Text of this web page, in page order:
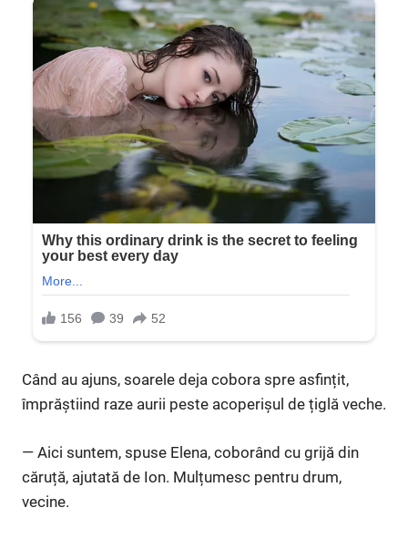
Când au ajuns, soarele deja cobora spre asfințit,
împrăștiind raze aurii peste acoperișul de țiglă veche.
— Aici suntem, spuse Elena, coborând cu grijă din
căruță, ajutată de Ion. Mulțumesc pentru drum,
vecine.